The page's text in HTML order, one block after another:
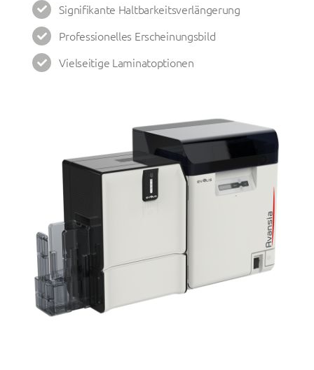
Signifikante Haltbarkeitsverlängerung
Professionelles Erscheinungsbild
Vielseitige Laminatoptionen